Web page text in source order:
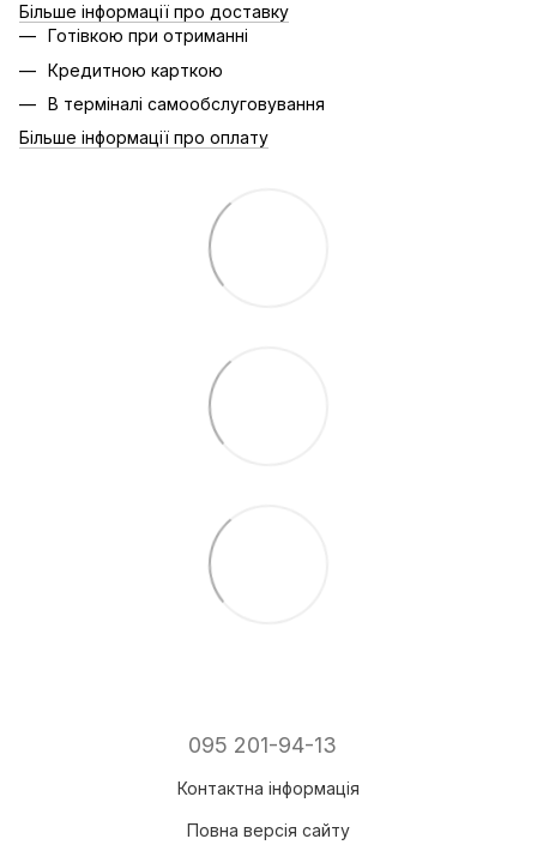
Більше інформації про доставку
Готівкою при отриманні
Кредитною карткою
В терміналі самообслуговування
Більше інформації про оплату
095 201-94-13
Контактна інформація
Повна версія сайту